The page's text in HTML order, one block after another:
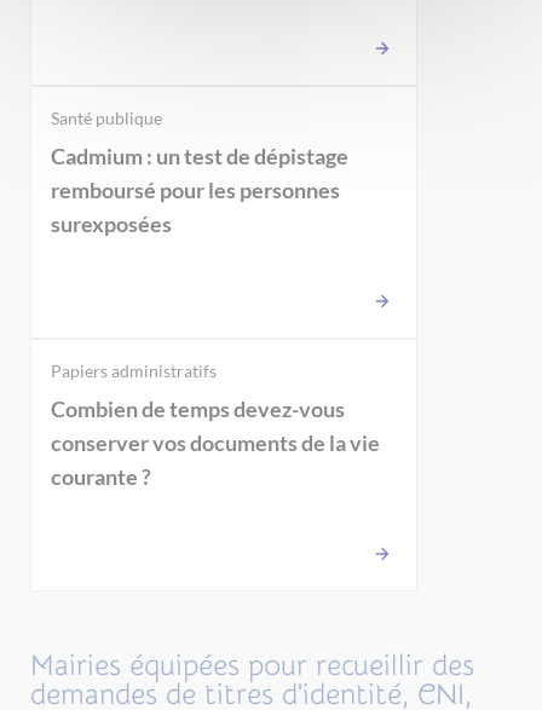
Santé publique
Cadmium : un test de dépistage
remboursé pour les personnes
surexposées
Papiers administratifs
Combien de temps devez-vous
conserver vos documents de la vie
courante ?
Mairies équipées pour recueillir des
demandes de titres d'identité, CNI,